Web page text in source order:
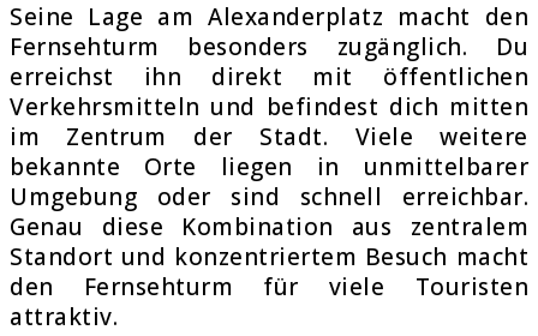
Seine Lage am Alexanderplatz macht den
Fernsehturm besonders zugänglich. Du
erreichst ihn direkt mit öffentlichen
Verkehrsmitteln und befindest dich mitten
im Zentrum der Stadt. Viele weitere
bekannte Orte liegen in unmittelbarer
Umgebung oder sind schnell erreichbar.
Genau diese Kombination aus zentralem
Standort und konzentriertem Besuch macht
den Fernsehturm für viele Touristen
attraktiv.